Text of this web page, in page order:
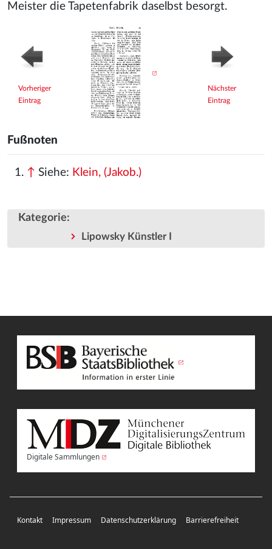
Meister die Tapetenfabrik daselbst besorgt.
Vorheriger
Eintrag
Nächster
Eintrag
Fußnoten
↑ Siehe: Klein, (Jakob.)
Kategorie:
Lipowsky Künstler I
Digitale Sammlungen
Kontakt Impressum Datenschutzerklärung Barrierefreiheit